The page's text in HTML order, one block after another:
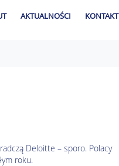
AKTUALNOŚCI KONTAKT
Deloitte – sporo. Polacy
roku.